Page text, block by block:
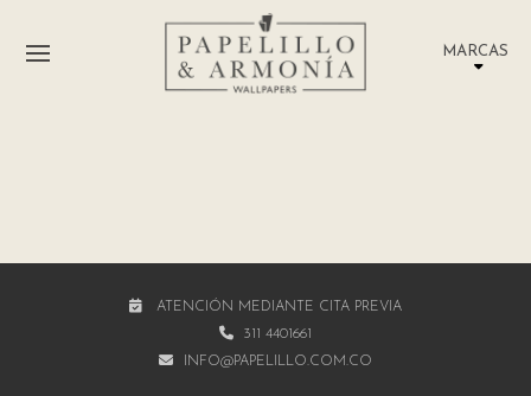
MARCAS
ATENCIÓN MEDIANTE CITA PREVIA
311 4401661
INFO@PAPELILLO.COM.CO